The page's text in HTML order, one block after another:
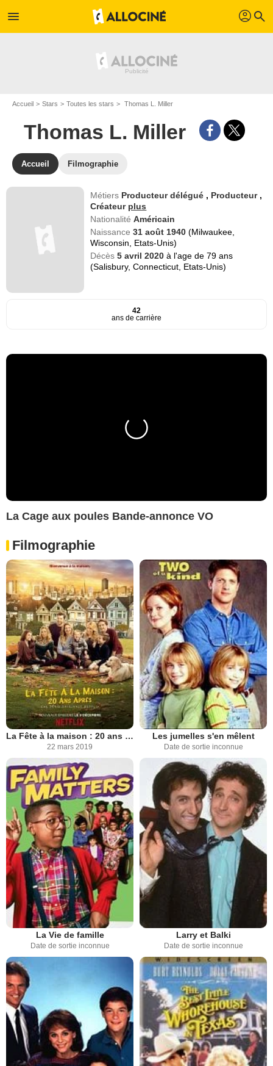
menu profil search
Accueil Stars Toutes les stars Thomas L. Miller
Thomas L. Miller
Accueil Filmographie
Métiers Producteur délégué , Producteur ,
Créateur plus
NationalitéAméricain
Naissance31 août 1940(Milwaukee,
Wisconsin, Etats-Unis)
Décès5 avril 2020à l'age de 79 ans
(Salisbury, Connecticut, Etats-Unis)
42
ans de carrière
La Cage aux poules Bande-annonce VO
Filmographie
La Fête à la maison : 20 ans après
22 mars 2019
Les jumelles s'en mêlent
Date de sortie inconnue
La Vie de famille
Date de sortie inconnue
Larry et Balki
Date de sortie inconnue